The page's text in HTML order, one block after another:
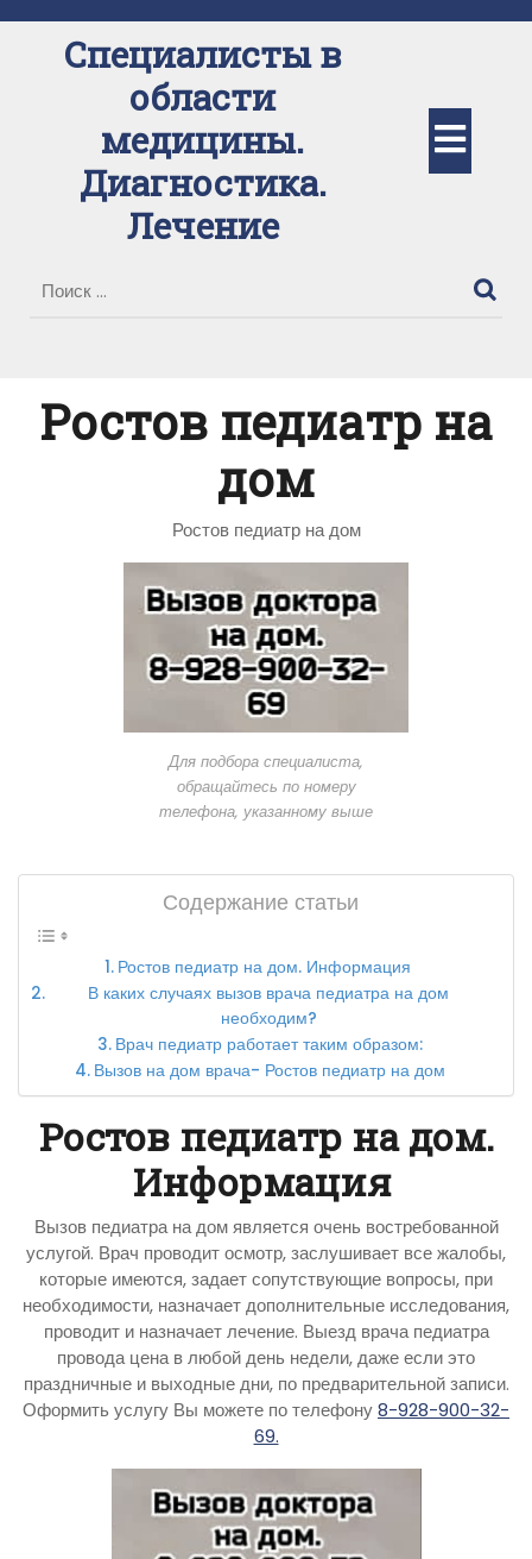
содержимомуСпециалисты в
области
медицины.
Диагностика.
Лечение
Ростов педиатр на
дом
Ростов педиатр на дом
Для подбора специалиста,
обращайтесь по номеру
телефона, указанному выше
Содержание статьи
Ростов педиатр на дом. Информация
В каких случаях вызов врача педиатра на дом
необходим?
Врач педиатр работает таким образом:
Вызов на дом врача- Ростов педиатр на дом
Ростов педиатр на дом.
Информация
Вызов педиатра на дом является очень востребованной
услугой. Врач проводит осмотр, заслушивает все жалобы,
которые имеются, задает сопутствующие вопросы, при
необходимости, назначает дополнительные исследования,
проводит и назначает лечение. Выезд врача педиатра
провода цена в любой день недели, даже если это
праздничные и выходные дни, по предварительной записи.
Оформить услугу Вы можете по телефону8-928-900-32-
69.